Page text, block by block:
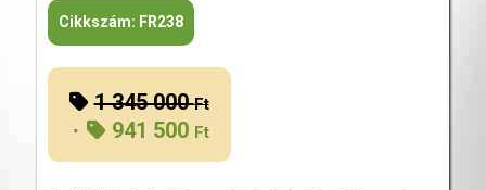
Cikkszám: FR238
1 345 000FtOriginal
price
was:
941 500 Ft
Current